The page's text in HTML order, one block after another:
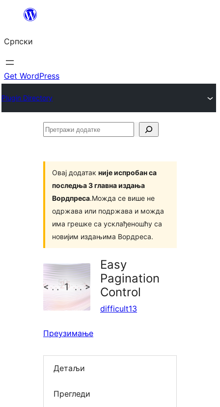
Скочи
садржај
Српски
Get WordPress
Plugin Directory
Претражи
Овај додатак није испробан са
последња 3 главна издања
Вордпреса.Можда се више не
одржава или подржава и можда
има грешке са усклађеношћу са
новијим издањима Вордреса.
Easy
Pagination
Control
difficult13
Преузимање
Детаљи
Прегледи